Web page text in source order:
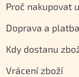
Proč nakupovat
Doprava a platba
Kdy dostanu
Vrácení zboží